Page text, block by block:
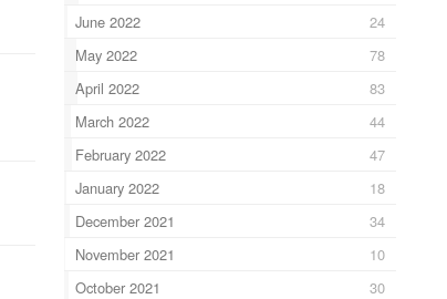
June 2022
24
May 2022
78
April 2022
83
March 2022
44
February 2022
47
January 2022
18
December 2021
34
November 2021
10
October 2021
30